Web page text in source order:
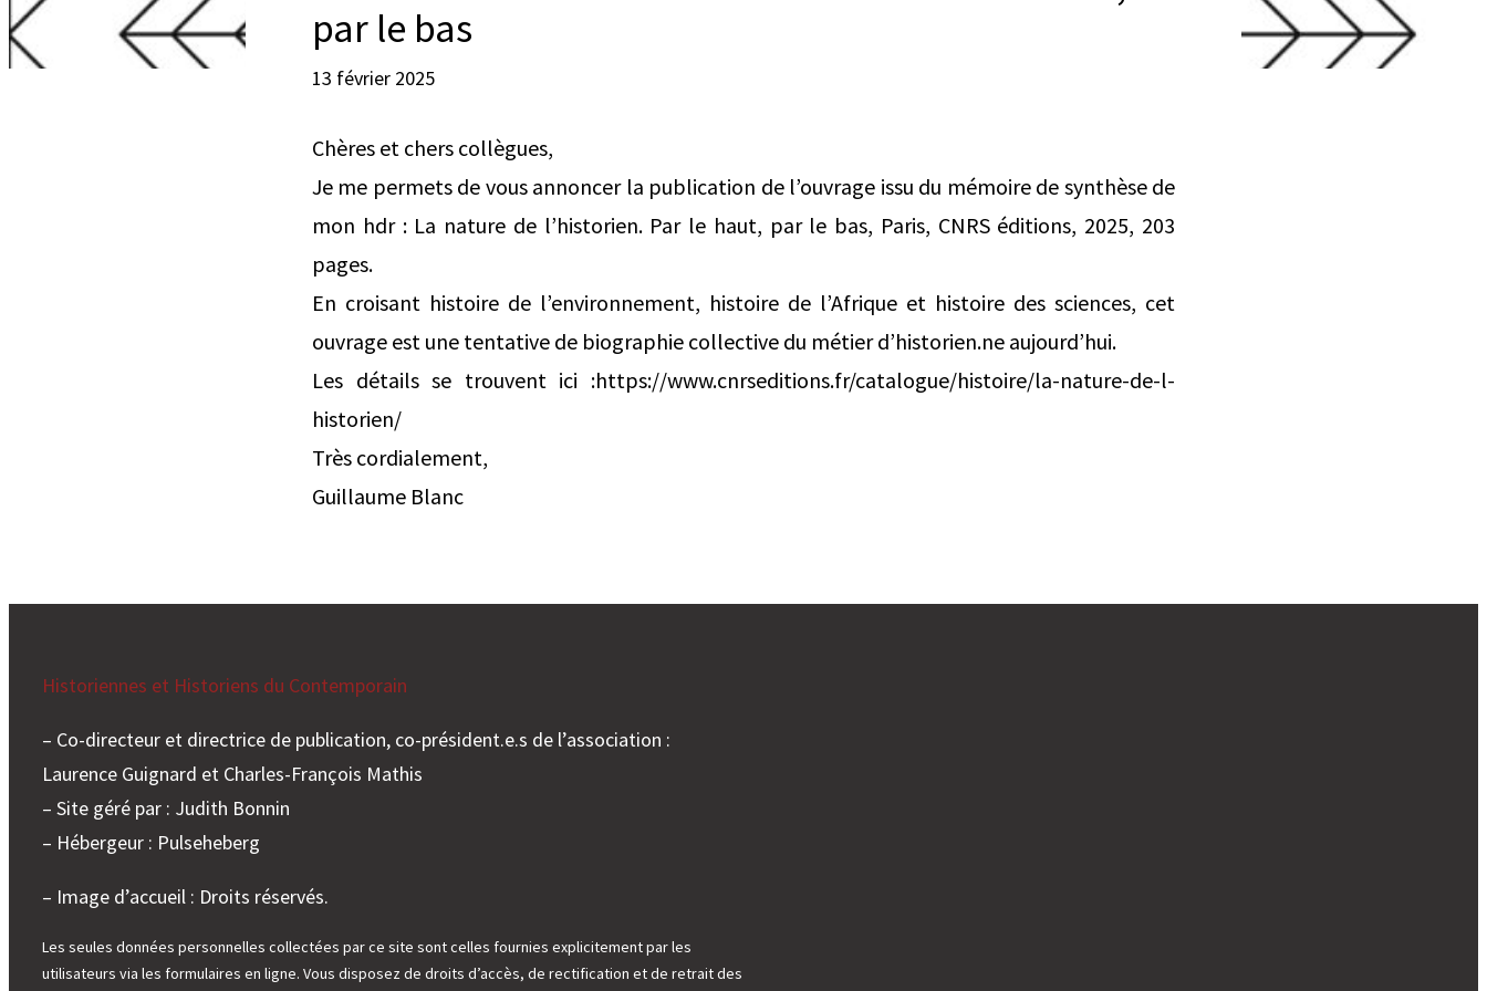
par le bas
13 février 2025
Chères et chers collègues,
Je me permets de vous annoncer la publication de l’ouvrage issu du mémoire de synthèse de
mon hdr : La nature de l’historien. Par le haut, par le bas, Paris, CNRS éditions, 2025, 203
pages.
En croisant histoire de l’environnement, histoire de l’Afrique et histoire des sciences, cet
ouvrage est une tentative de biographie collective du métier​ d’historien.ne aujourd’hui.
Les détails se trouvent ici :https://www.cnrseditions.fr/catalogue/histoire/la-nature-de-l-
historien/
Très cordialement,
Guillaume Blanc
Historiennes et Historiens du Contemporain
– Co-directeur et directrice de publication, co-président.e.s de l’association :
Laurence Guignard et Charles-François Mathis
– Site géré par : Judith Bonnin
– Hébergeur : Pulseheberg
– Image d’accueil : Droits réservés.
Les seules données personnelles collectées par ce site sont celles fournies explicitement par les
utilisateurs via les formulaires en ligne. Vous disposez de droits d’accès, de rectification et de retrait des